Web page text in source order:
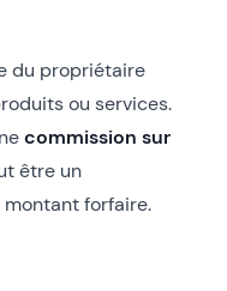
du propriétaire
ou services.
commission sur
être un
forfaire.